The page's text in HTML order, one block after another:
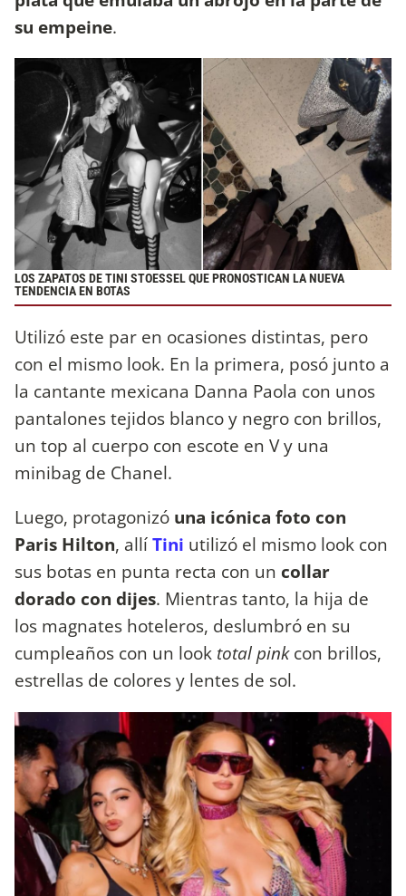
su empeine.
LOS ZAPATOS DE TINI STOESSEL QUE PRONOSTICAN LA NUEVA
TENDENCIA EN BOTAS
Utilizó este par en ocasiones distintas, pero
con el mismo look. En la primera, posó junto a
la cantante mexicana Danna Paola con unos
pantalones tejidos blanco y negro con brillos,
un top al cuerpo con escote en V y una
minibag de Chanel.
Luego, protagonizó una icónica foto con
Paris Hilton, allíTini utilizó el mismo look con
sus botas en punta recta con un collar
dorado con dijes. Mientras tanto, la hija de
los magnates hoteleros, deslumbró en su
cumpleaños con un look total pinkcon brillos,
estrellas de colores y lentes de sol.